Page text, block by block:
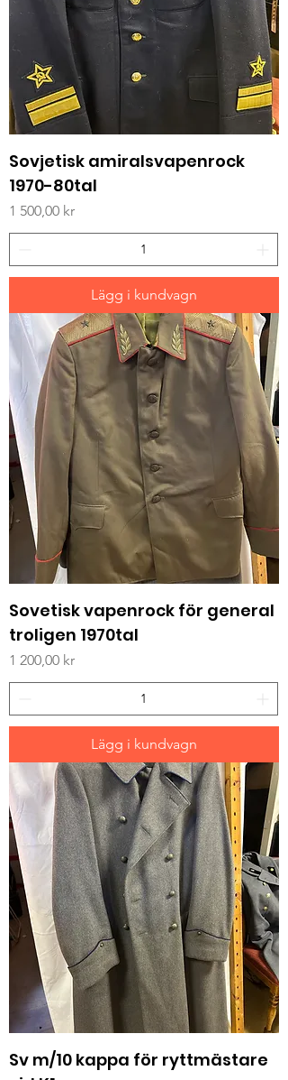
Sovjetisk amiralsvapenrock
1970-80tal
Pris
1 500,00 kr
Lägg i kundvagn
Sovetisk vapenrock för general
troligen 1970tal
Pris
1 200,00 kr
Lägg i kundvagn
Sv m/10 kappa för ryttmästare